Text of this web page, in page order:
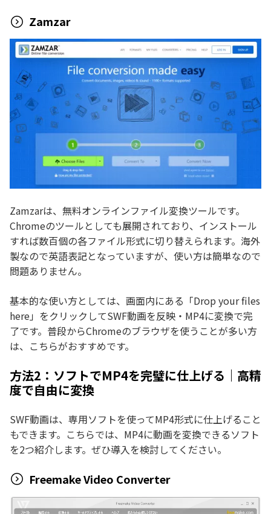
Zamzar
Zamzarは、無料オンラインファイル変換ツールです。
Chromeのツールとしても展開されており、インストール
すれば数百個の各ファイル形式に切り替えられます。海外
製なので英語表記となっていますが、使い方は簡単なので
問題ありません。
基本的な使い方としては、画面内にある「Drop your files
here」をクリックしてSWF動画を反映・MP4に変換で完
了です。普段からChromeのブラウザを使うことが多い方
は、こちらがおすすめです。
方法2：ソフトでMP4を完璧に仕上げる｜高精
度で自由に変換
SWF動画は、専用ソフトを使ってMP4形式に仕上げること
もできます。こちらでは、MP4に動画を変換できるソフト
を2つ紹介します。ぜひ導入を検討してください。
Freemake Video Converter